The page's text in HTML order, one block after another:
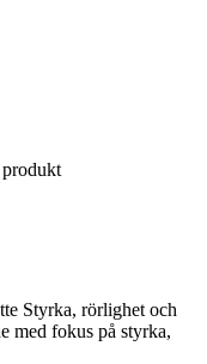
Styrka, rörlighet och
med fokus på styrka,